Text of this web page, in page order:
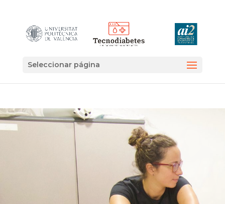
Seleccionar página